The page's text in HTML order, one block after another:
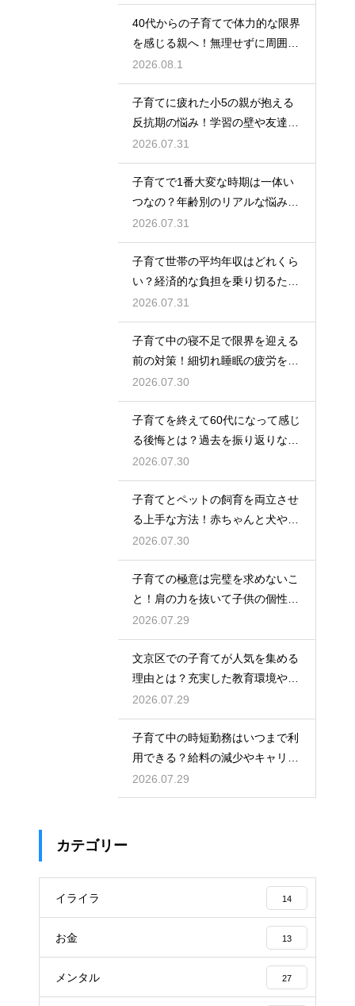
を育むための接し方
40代からの子育てで体力的な限界
を感じる親へ！無理せずに周囲の
サポートを活用して心に余裕を持
って育児をするコツ
2026.08.1
子育てに疲れた小5の親が抱える
反抗期の悩み！学習の壁や友達関
係のトラブルに適切に向き合って
サポートする術
2026.07.31
子育てで1番大変な時期は一体い
つなの？年齢別のリアルな悩みと
それを乗り越えるための親として
の心構えや工夫
2026.07.31
子育て世帯の平均年収はどれくら
い？経済的な負担を乗り切るため
の家計管理と将来に向けた計画的
な貯金のアドバイス
2026.07.31
子育て中の寝不足で限界を迎える
前の対策！細切れ睡眠の疲労を効
率良く回復させて日中のパフォー
マンスを上げる術
2026.07.30
子育てを終えて60代になって感じ
る後悔とは？過去を振り返りなが
らこれからの自分の人生を豊かに
生きるためのヒント
2026.07.30
子育てとペットの飼育を両立させ
る上手な方法！赤ちゃんと犬や猫
が安全に仲良く暮らすための環境
作りと注意点
2026.07.30
子育ての極意は完璧を求めないこ
と！肩の力を抜いて子供の個性を
尊重しながら笑顔で育児を楽しむ
ためのマインド
2026.07.29
文京区での子育てが人気を集める
理由とは？充実した教育環境や支
援制度を活用して都会で快適に育
児をする術
2026.07.29
子育て中の時短勤務はいつまで利
用できる？給料の減少やキャリア
への影響を考慮して賢く働くため
のポイント
2026.07.29
カテゴリー
イライラ 14
お金 13
メンタル 27